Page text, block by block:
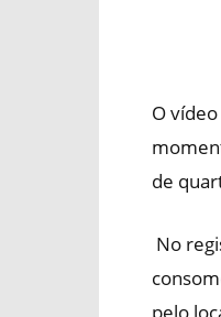
O
de
No